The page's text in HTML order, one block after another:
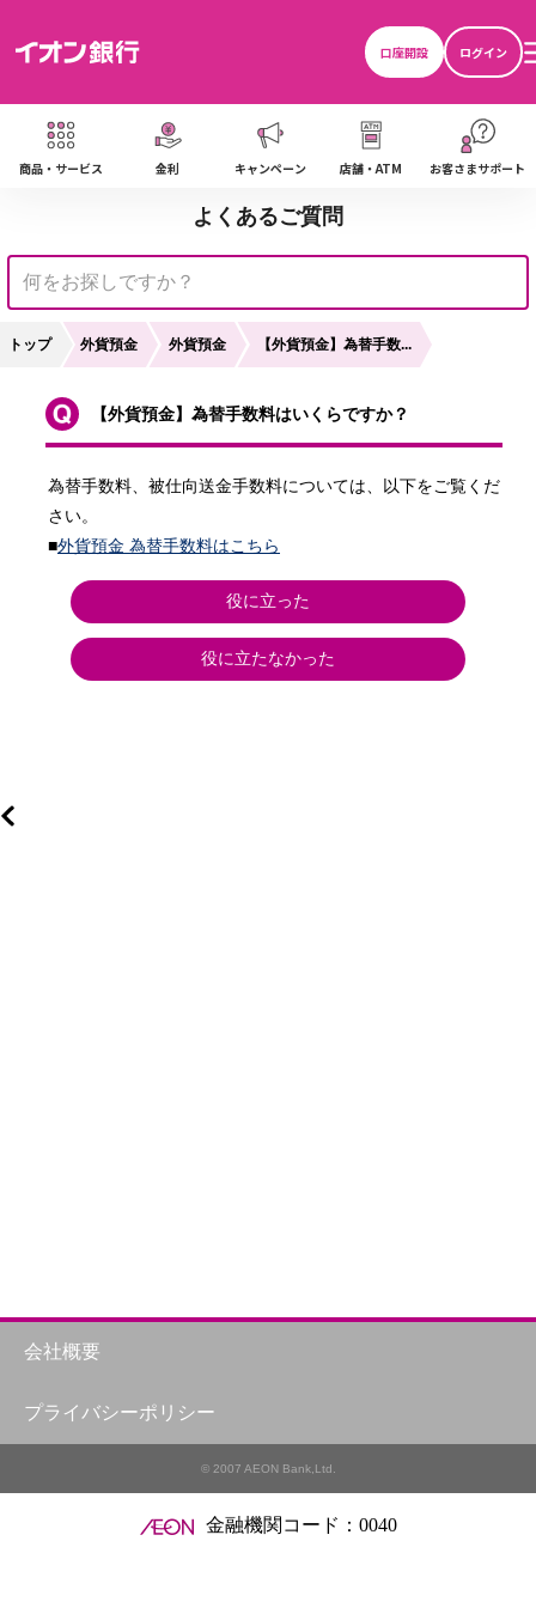
口座開設
ログイン
商品・サービス 金利 キャンペーン 店舗・ATM お客さまサポート
よくあるご質問
トップ 外貨預金 外貨預金 【外貨預金】為替手数...
【外貨預金】為替手数料はいくらですか？
為替手数料、被仕向送金手数料については、以下をご覧くだ
さい。
■外貨預金 為替手数料はこちら
役に立った
役に立たなかった
会社概要
プライバシーポリシー
© 2007 AEON Bank,Ltd.
金融機関コード：0040